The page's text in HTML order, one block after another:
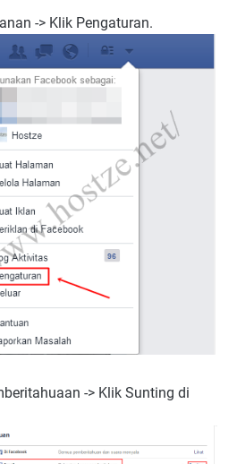
-> Klik Pengaturan.
-> Klik Sunting di